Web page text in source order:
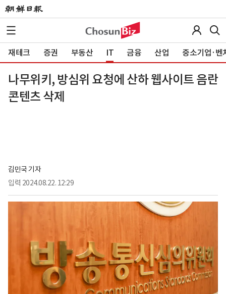
재테크 증권 부동산 IT 금융 산업 중소기업·벤
나무위키, 방심위 요청에 산하 웹사이트 음란
콘텐츠 삭제
김민국 기자
입력 2024.08.22. 12:29